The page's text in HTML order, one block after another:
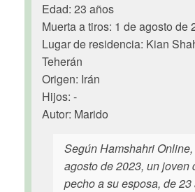
Edad: 23 años
Muerta a tiros: 1 de agosto de
Lugar de residencia: Kian
Teherán
Origen: Irán
Hijos: -
Autor: Marido
Según Hamshahri
agosto de 2023, un joven
pecho a su esposa, de 23